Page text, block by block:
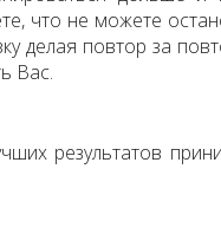
что не можете
делая повтор за
Вас.
результатов